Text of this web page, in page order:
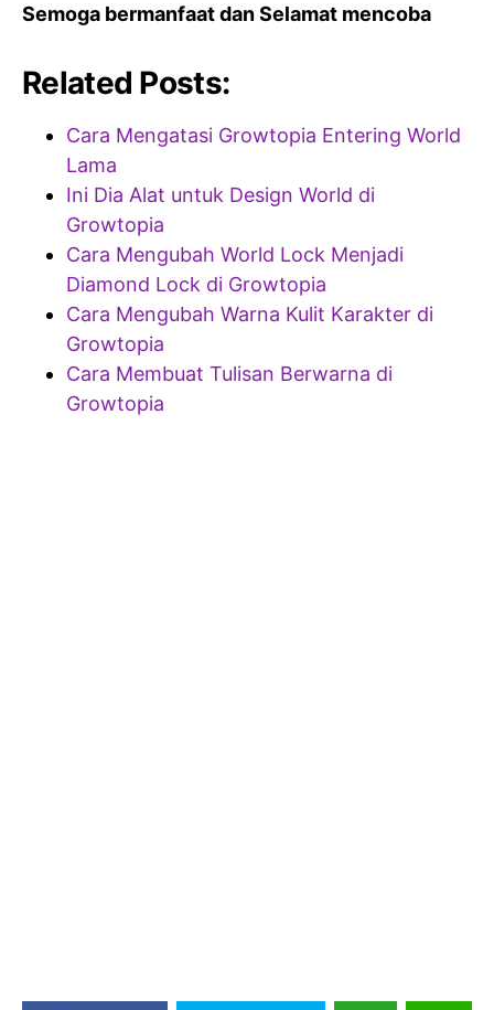
Semoga bermanfaat dan Selamat mencoba
Related Posts:
Cara Mengatasi Growtopia Entering World
Lama
Ini Dia Alat untuk Design World di
Growtopia
Cara Mengubah World Lock Menjadi
Diamond Lock di Growtopia
Cara Mengubah Warna Kulit Karakter di
Growtopia
Cara Membuat Tulisan Berwarna di
Growtopia